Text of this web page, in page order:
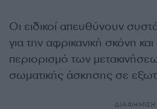
Οι ειδικοί απευθύνουν
για την αφρικανική σκόνη
περιορισμό των
σωματικής άσκησης σε
ΔΙΑΦΗΜΙΣΗ